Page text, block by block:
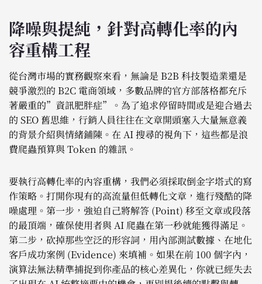
降噪與提純，針對高轉化率的內
容重構工程
從台灣市場的實務觀察來看，無論是 B2B 科技製造業還是
競爭激烈的 B2C 電商領域，多數品牌的官方部落格都充斥
著嚴重的”資訊肥胖症”。為了追求停留時間或是迎合過去
的 SEO 舊思維，行銷人員往往在文章開頭塞入大量無意義
的背景介紹與情緒鋪陳。在 AI 搜尋的視角下，這些都是浪
費爬蟲預算與 Token 的雜訊。
要執行高轉化率的內容重構，我們必須採取倒金字塔式的寫
作策略。打開你現有的高流量但低轉化文章，進行殘酷的降
噪處理。第一步，強迫自己將解答 (Point) 移至文章或段落
的最頂端，確保使用者與 AI 爬蟲在第一秒就能獲得滿足。
第二步，砍掉那些空泛的形容詞，用內部測試數據、在地化
客戶成功案例 (Evidence) 來填補。如果在前 100 個字內，
演算法無法精準捕捉到你產品的核心差異化，你就已經失去